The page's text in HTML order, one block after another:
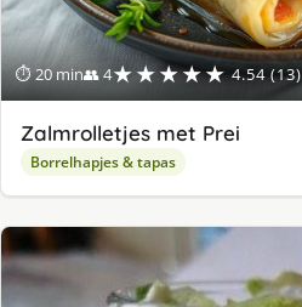
⏱ 20 min👥 4★★★★★ 4.54 (13)
Zalmrolletjes met Prei
Borrelhapjes & tapas